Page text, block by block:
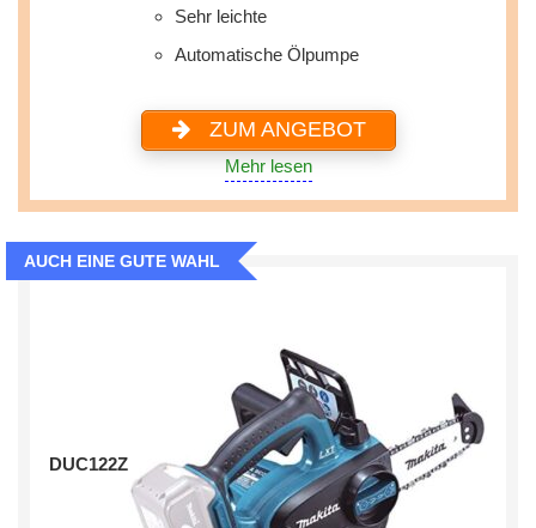
Sehr leichte
Automatische Ölpumpe
ZUM ANGEBOT
Mehr lesen
AUCH EINE GUTE WAHL
DUC122Z